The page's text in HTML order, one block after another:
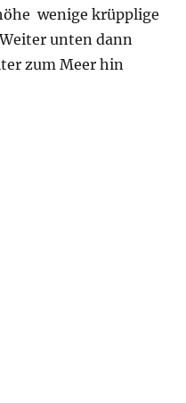
wenige krüpplige
unten dann
zum Meer hin